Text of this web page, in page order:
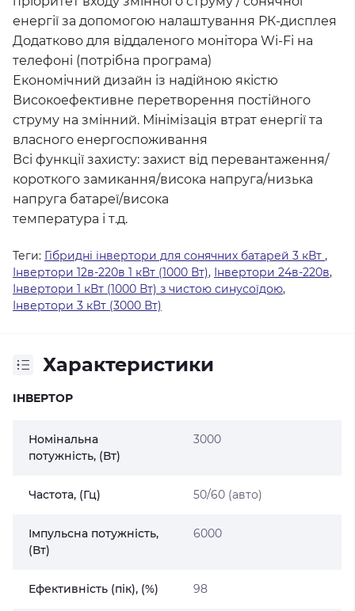
енергії за допомогою налаштування РК-дисплея
Додатково для віддаленого монітора Wi-Fi на
телефоні (потрібна програма)
Економічний дизайн із надійною якістю
Високоефективне перетворення постійного
струму на змінний. Мінімізація втрат енергії та
власного енергоспоживання
Всі функції захисту: захист від перевантаження/
короткого замикання/висока напруга/низька
напруга батареї/висока
температура і т.д.
Теги: Гібридні інвертори для сонячних батарей 3 кВт ,
Інвертори 12в-220в 1 кВт (1000 Вт), Інвертори 24в-220в,
Інвертори 1 кВт (1000 Вт) з чистою синусоїдою,
Інвертори 3 кВт (3000 Вт)
Характеристики
ІНВЕРТОР
Номінальна
потужність, (Вт)
3000
Частота, (Гц) 50/60 (авто)
Імпульсна потужність,
(Вт)
6000
Ефективність (пік), (%) 98